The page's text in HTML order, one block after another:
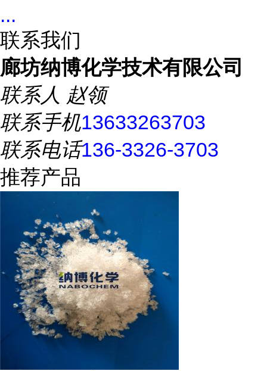
...
联系我们
廊坊纳博化学技术有限公司
联系人 赵领
联系手机13633263703
联系电话136-3326-3703
推荐产品